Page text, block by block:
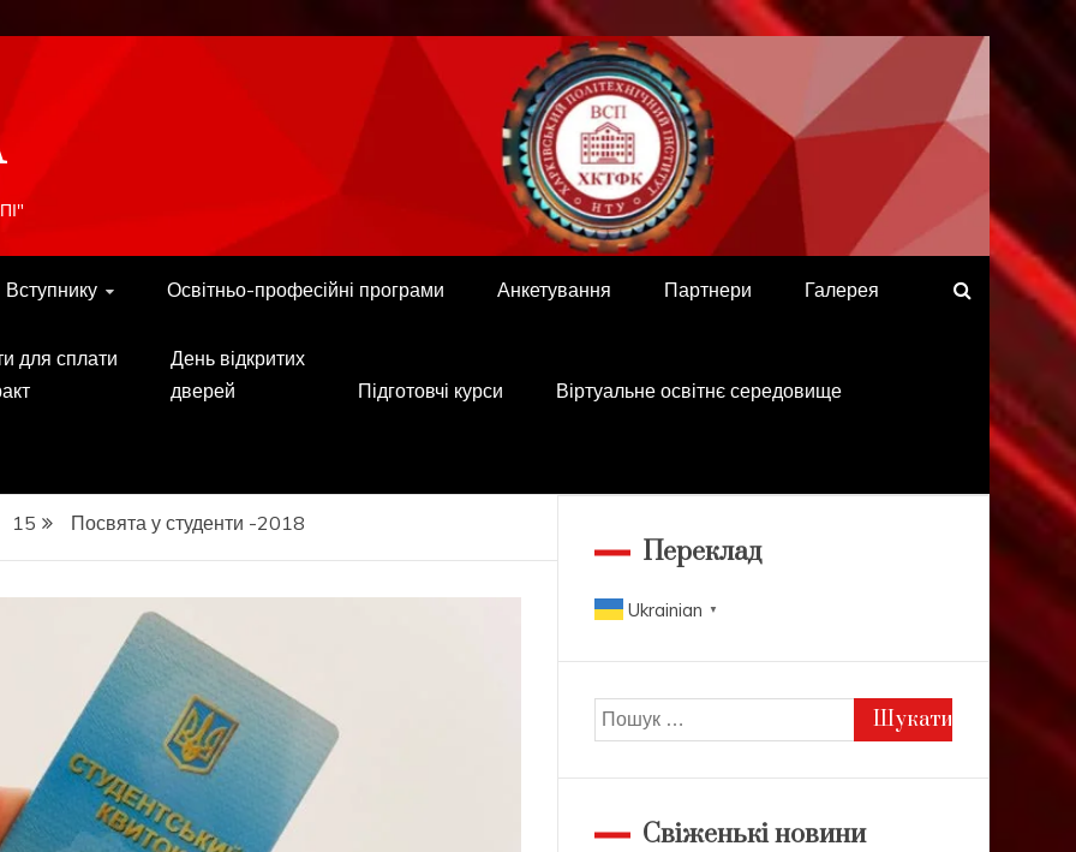
Вступнику Освітньо-професійні програми Анкетування Партнери Галерея
для сплати
День відкритих
дверей
Підготовчі курси Віртуальне освітнє середовище
15 Посвята у студенти -2018
Переклад
Ukrainian ▼
Пошук:
Свіженькі новини